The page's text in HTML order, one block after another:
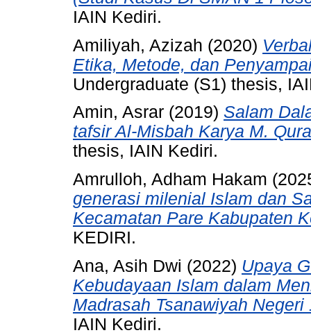
IAIN Kediri.
Amiliyah, Azizah (2020)
Etika, Metode, dan
Undergraduate (S1) thesis,
Amin, Asrar (2019) Salam
tafsir Al-Misbah Karya M.
thesis, IAIN Kediri.
Amrulloh, Adham Hakam
generasi milenial Islam dan
Kecamatan Pare Kabupaten
KEDIRI.
Ana, Asih Dwi (2022) Upaya
Kebudayaan Islam dalam
Madrasah Tsanawiyah Negeri
IAIN Kediri.